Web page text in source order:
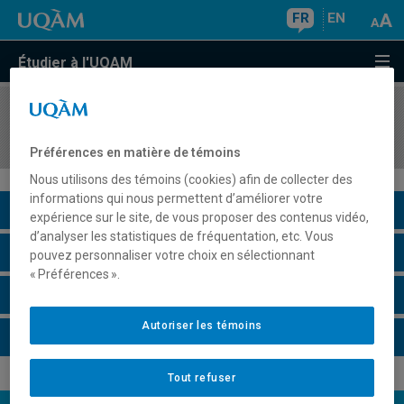
FR EN
Étudier à l'UQAM
COURS//
Description du cours
Horaire - Été 2026
Préférences en matière de témoins
Nous utilisons des témoins (cookies) afin de collecter des
informations qui nous permettent d’améliorer votre
expérience sur le site, de vous proposer des contenus vidéo,
d’analyser les statistiques de fréquentation, etc. Vous
pouvez personnaliser votre choix en sélectionnant
« Préférences ».
Tout refuser
Autoriser les témoins